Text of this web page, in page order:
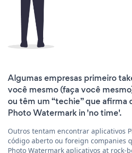
Algumas empresas primeiro
você mesmo (faça você
ou têm um “techie” que afirma
Photo Watermark in 'no time'.
Outros tentam encontrar aplicativos
código aberto ou foreign companies
Photo Watermark aplicativos at rock-